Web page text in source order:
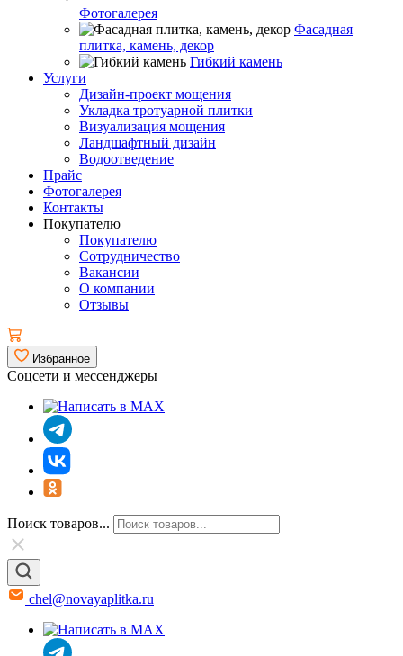
Фотогалерея
Фасадная
плитка, камень, декор
Гибкий камень
Услуги
Дизайн-проект мощения
Укладка тротуарной плитки
Визуализация мощения
Ландшафтный дизайн
Водоотведение
Прайс
Фотогалерея
Контакты
Покупателю
Покупателю
Сотрудничество
Вакансии
О компании
Отзывы
Избранное
Соцсети и мессенджеры
Поиск товаров...
chel@novayaplitka.ru